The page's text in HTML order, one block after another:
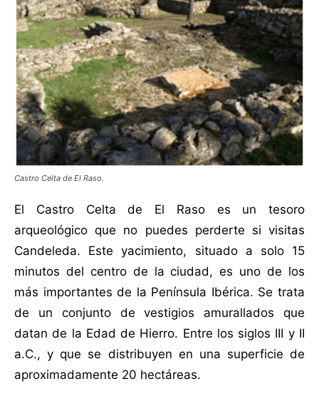
Castro Celta de El Raso.
El Castro Celta de El Raso es un tesoro
arqueológico que no puedes perderte si visitas
Candeleda. Este yacimiento, situado a solo 15
minutos del centro de la ciudad, es uno de los
más importantes de la Península Ibérica. Se trata
de un conjunto de vestigios amurallados que
datan de la Edad de Hierro. Entre los siglos III y II
a.C., y que se distribuyen en una superficie de
aproximadamente 20 hectáreas.